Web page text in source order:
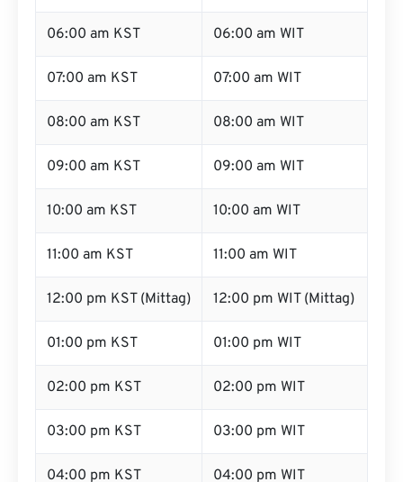
06:00 am KST 06:00 am WIT
07:00 am KST 07:00 am WIT
08:00 am KST 08:00 am WIT
09:00 am KST 09:00 am WIT
10:00 am KST 10:00 am WIT
11:00 am KST 11:00 am WIT
12:00 pm KST (Mittag) 12:00 pm WIT (Mittag)
01:00 pm KST 01:00 pm WIT
02:00 pm KST 02:00 pm WIT
03:00 pm KST 03:00 pm WIT
04:00 pm KST 04:00 pm WIT